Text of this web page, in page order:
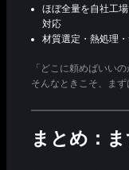
ほぼ全量を自社工
対応
材質選定・熱処理
「どこに頼めばいい
そんなときこそ、まず
まとめ：